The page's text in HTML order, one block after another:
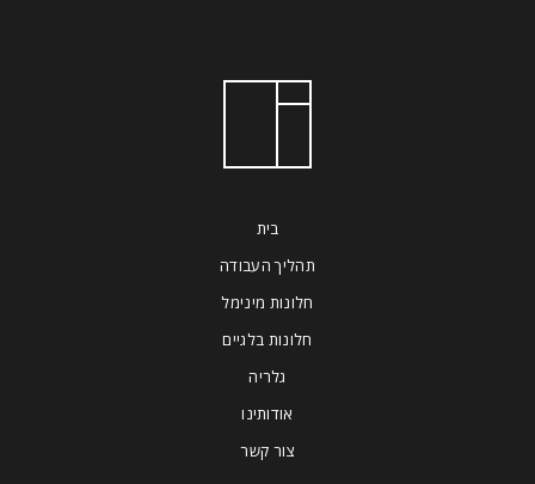
בית
תהליך העבודה
חלונות מינימל
חלונות בלגיים
גלריה
אודותינו
צור קשר